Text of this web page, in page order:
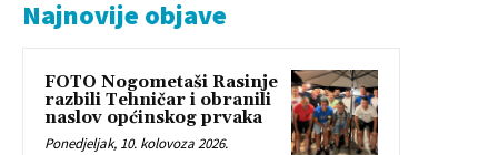
Najnovije objave
FOTO Nogometaši Rasinje
razbili Tehničar i obranili
naslov općinskog prvaka
Ponedjeljak, 10. kolovoza 2026.